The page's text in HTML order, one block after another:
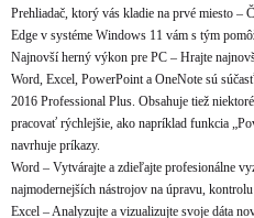
Prehliadač, ktorý vás kladie na prvé miesto
Edge v systéme Windows 11 vám s tým
Najnovší herný výkon pre PC – Hrajte
Word, Excel, PowerPoint a OneNote sú
2016 Professional Plus. Obsahuje tiež
pracovať rýchlejšie, ako napríklad funkcia
navrhuje príkazy.
Word – Vytvárajte a zdieľajte profesionálne
najmodernejších nástrojov na úpravu,
Excel – Analyzujte a vizualizujte svoje dáta